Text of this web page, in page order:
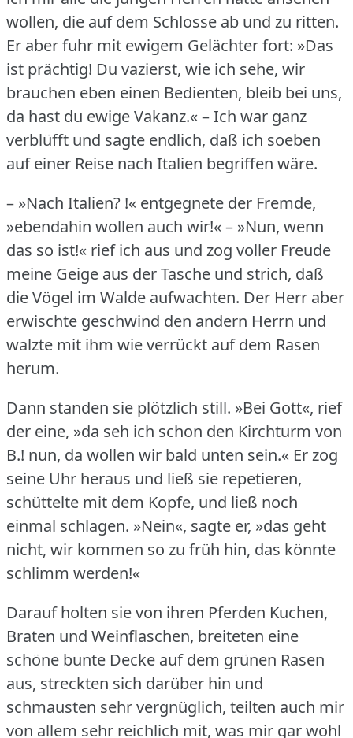
wollen, die auf dem Schlosse ab und zu ritten.
Er aber fuhr mit ewigem Gelächter fort: »Das
ist prächtig! Du vazierst, wie ich sehe, wir
brauchen eben einen Bedienten, bleib bei uns,
da hast du ewige Vakanz.« – Ich war ganz
verblüfft und sagte endlich, daß ich soeben
auf einer Reise nach Italien begriffen wäre.
– »Nach Italien? !« entgegnete der Fremde,
»ebendahin wollen auch wir!« – »Nun, wenn
das so ist!« rief ich aus und zog voller Freude
meine Geige aus der Tasche und strich, daß
die Vögel im Walde aufwachten. Der Herr aber
erwischte geschwind den andern Herrn und
walzte mit ihm wie verrückt auf dem Rasen
herum.
Dann standen sie plötzlich still. »Bei Gott«, rief
der eine, »da seh ich schon den Kirchturm von
B.! nun, da wollen wir bald unten sein.« Er zog
seine Uhr heraus und ließ sie repetieren,
schüttelte mit dem Kopfe, und ließ noch
einmal schlagen. »Nein«, sagte er, »das geht
nicht, wir kommen so zu früh hin, das könnte
schlimm werden!«
Darauf holten sie von ihren Pferden Kuchen,
Braten und Weinflaschen, breiteten eine
schöne bunte Decke auf dem grünen Rasen
aus, streckten sich darüber hin und
schmausten sehr vergnüglich, teilten auch mir
von allem sehr reichlich mit, was mir gar wohl